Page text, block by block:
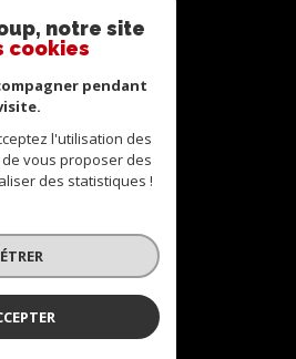
notre site
cookies
pendant
l'utilisation des
vous proposer des
des statistiques !